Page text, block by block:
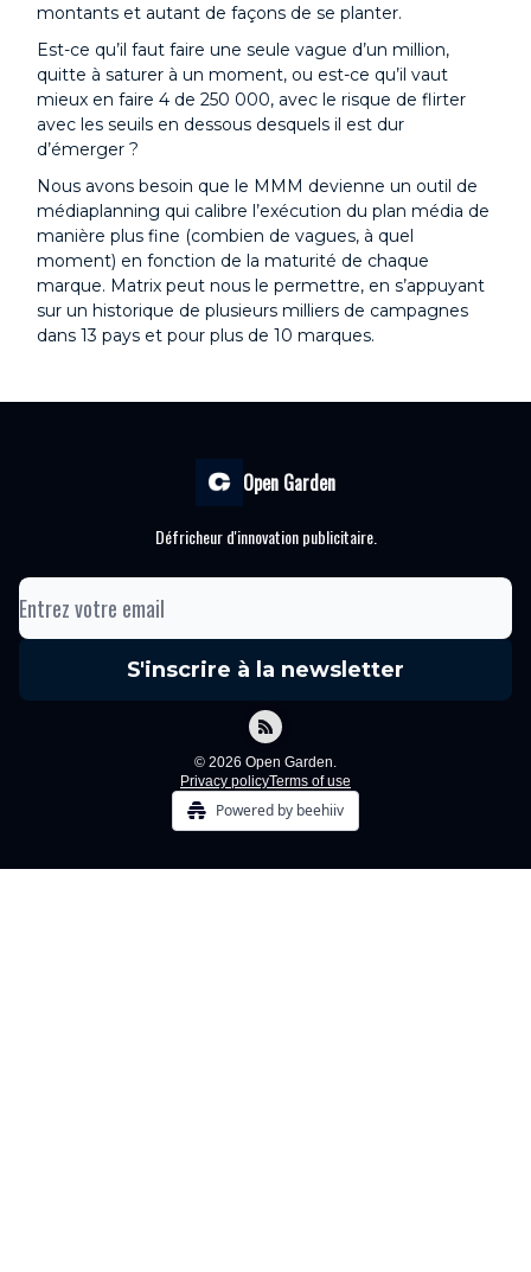
montants et autant de façons de se planter.
Est-ce qu’il faut faire une seule vague d’un million,
quitte à saturer à un moment, ou est-ce qu’il vaut
mieux en faire 4 de 250 000, avec le risque de flirter
avec les seuils en dessous desquels il est dur
d’émerger ?
Nous avons besoin que le MMM devienne un outil de
médiaplanning qui calibre l’exécution du plan média de
manière plus fine (combien de vagues, à quel
moment) en fonction de la maturité de chaque
marque. Matrix peut nous le permettre, en s’appuyant
sur un historique de plusieurs milliers de campagnes
dans 13 pays et pour plus de 10 marques.
Open Garden
Défricheur d'innovation publicitaire.
© 2026 Open Garden.
Privacy policyTerms of use
Powered by beehiiv